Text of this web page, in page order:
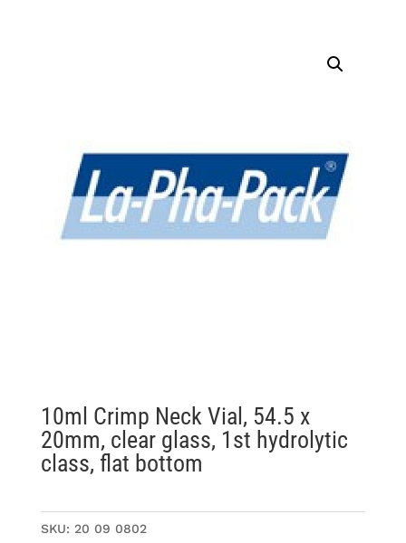
10ml Crimp Neck Vial, 54.5 x
20mm, clear glass, 1st hydrolytic
class, flat bottom
SKU: 20 09 0802